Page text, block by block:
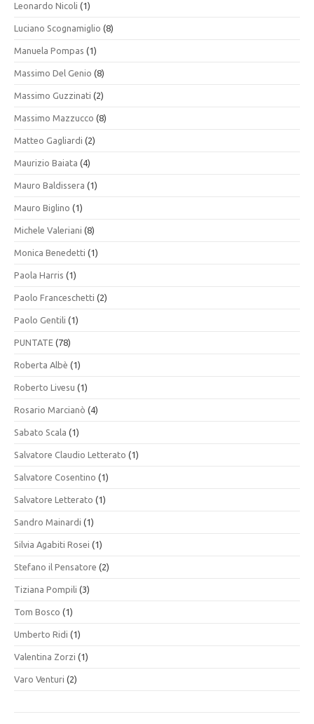
Leonardo Nicoli (1)
Luciano Scognamiglio (8)
Manuela Pompas (1)
Massimo Del Genio (8)
Massimo Guzzinati (2)
Massimo Mazzucco (8)
Matteo Gagliardi (2)
Maurizio Baiata (4)
Mauro Baldissera (1)
Mauro Biglino (1)
Michele Valeriani (8)
Monica Benedetti (1)
Paola Harris (1)
Paolo Franceschetti (2)
Paolo Gentili (1)
PUNTATE (78)
Roberta Albè (1)
Roberto Livesu (1)
Rosario Marcianò (4)
Sabato Scala (1)
Salvatore Claudio Letterato (1)
Salvatore Cosentino (1)
Salvatore Letterato (1)
Sandro Mainardi (1)
Silvia Agabiti Rosei (1)
Stefano il Pensatore (2)
Tiziana Pompili (3)
Tom Bosco (1)
Umberto Ridi (1)
Valentina Zorzi (1)
Varo Venturi (2)